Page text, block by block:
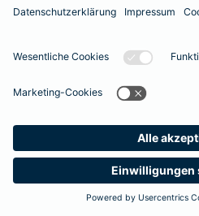
Suche Produkte